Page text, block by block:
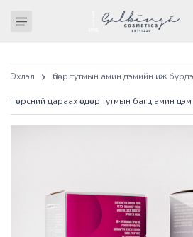
Эхлэл Өдөр тутмын амин дэмийн иж
Төрсний дараах өдөр тутмын багц амин дэм